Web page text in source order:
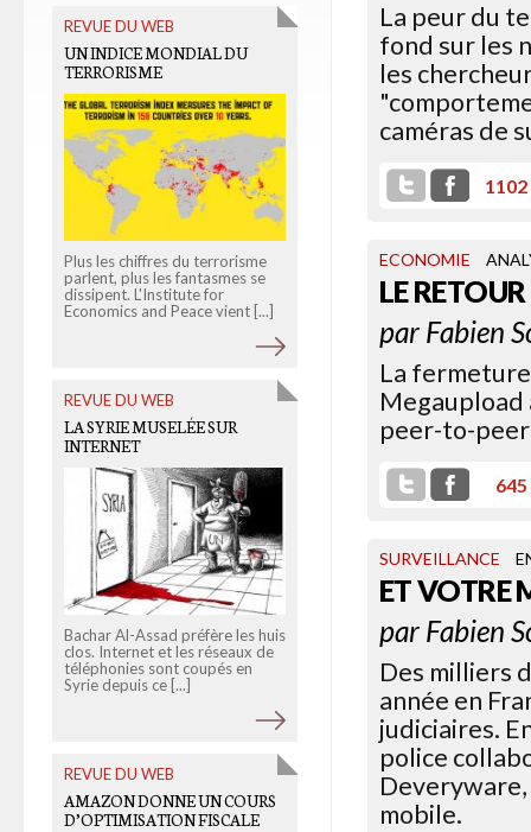
La peur du
fond sur les
les
caméras de
1102
ECONOMIE
LE
par Fabien
La
Megaupload
peer-to-
645
SURVEILLANCE
ET VOTRE
par Fabien
Des milliers
année en
judiciaires.
police
mobile.
REVUE DU WEB
UN INDICE MONDIAL DU
TERRORISME
Plus les chiffres du terrorisme
parlent, plus les fantasmes se
dissipent. L'Institute for
Economics and Peace vient [...]
REVUE DU WEB
LA SYRIE MUSELÉE SUR
INTERNET
Bachar Al-Assad préfère les huis
clos. Internet et les réseaux de
téléphonies sont coupés en
Syrie depuis ce [...]
REVUE DU WEB
AMAZON DONNE UN COURS
D’OPTIMISATION FISCALE
OLD LINKS
HESSEL FACE AUX ICÔNES DE
LA FRANCE MOISIE
Mais qu'ont-ils les Rioufol,
Zemmour et autre Bilger à
critiquer le livre à succès de
OLD LINKS
ALAIN BAUER OU LE
PARADOXE SÉCURITAIRE
Alain Bauer, figure
incontournable du virage
sécuritaire de ces dernières
années, déplore aujourd'hui à
OLD LINKS
BILAN DES EXPORTATIONS